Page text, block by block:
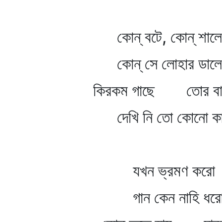
কোন্‌ বটে, কোন্‌
কোন্‌ সে লোহার
কিরকম গাছে তোর
দেখি নি তো কোনো
যখন ভ্রমণ করো
গান কেন নাহি